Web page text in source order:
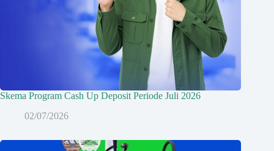
Skema Program Cash Up Deposit Periode Juli 2026
02/07/2026